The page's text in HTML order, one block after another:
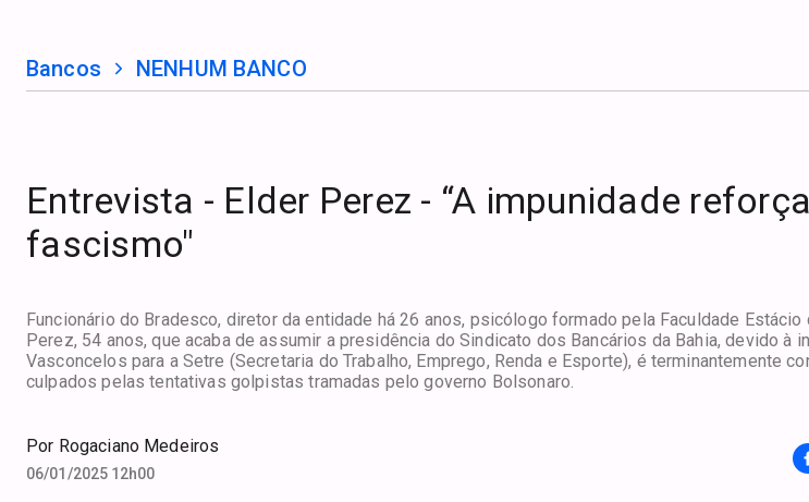
Bancos NENHUM BANCO
Entrevista - Elder Perez - “A impunidade
fascismo"
Funcionário do Bradesco, diretor da entidade há 26 anos, psicólogo formado pela Faculdade Estácio
Perez, 54 anos, que acaba de assumir a presidência do Sindicato dos Bancários da Bahia, devido à
Vasconcelos para a Setre (Secretaria do Trabalho, Emprego, Renda e Esporte), é terminantemente
culpados pelas tentativas golpistas tramadas pelo governo Bolsonaro.
Por Rogaciano Medeiros
06/01/2025 12h00